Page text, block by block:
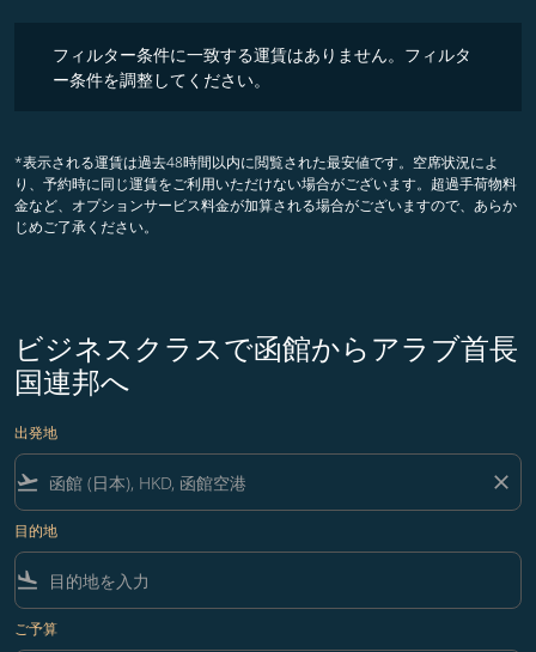
フィルター条件に一致する運賃はありません。フィルタ
ー条件を調整してください。
*表示される運賃は過去48時間以内に閲覧された最安値です。空席状況によ
り、予約時に同じ運賃をご利用いただけない場合がございます。超過手荷物料
金など、オプションサービス料金が加算される場合がございますので、あらか
じめご了承ください。
ビジネスクラスで函館からアラブ首長
国連邦へ
出発地
flight_takeoff close
目的地
flight_land
ご予算